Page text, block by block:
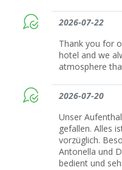
2026-07-22
Thank you for
hotel and we
atmosphere
2026-07-20
Unser
gefallen. Alles
vorzüglich.
Antonella und
bedient und